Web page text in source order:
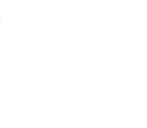
de la Reina (1937-